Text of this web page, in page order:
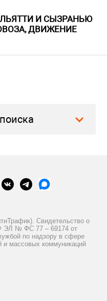
И СЫЗРАНЬЮ
ДВИЖЕНИЕ
Свидетельство о
ЭЛ № ФС 77 – 69174 от
по надзору в сфере
и массовых коммуникаций